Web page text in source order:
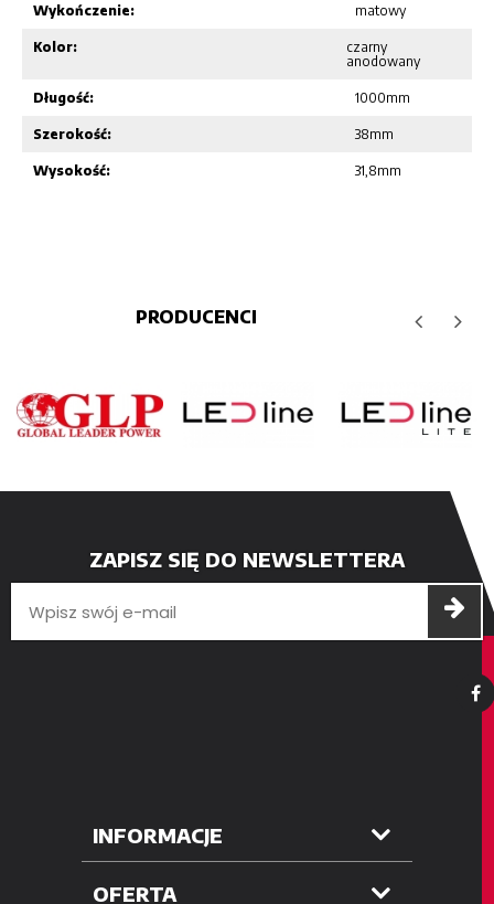
Wykończenie: matowy
Kolor:
czarny
anodowany
Długość: 1000mm
Szerokość: 38mm
Wysokość: 31,8mm
PRODUCENCI
ZAPISZ SIĘ DO NEWSLETTERA
INFORMACJE
OFERTA